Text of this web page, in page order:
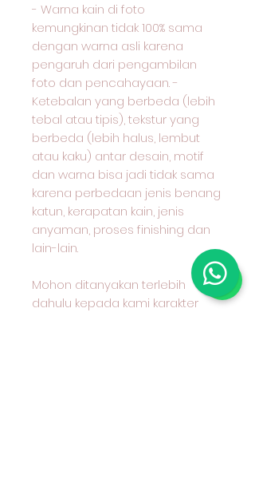
- Warna kain di foto
kemungkinan tidak 100% sama
dengan warna asli karena
pengaruh dari pengambilan
foto dan pencahayaan. -
Ketebalan yang berbeda (lebih
tebal atau tipis), tekstur yang
berbeda (lebih halus, lembut
atau kaku) antar desain, motif
dan warna bisa jadi tidak sama
karena perbedaan jenis benang
katun, kerapatan kain, jenis
anyaman, proses finishing dan
lain-lain.
Mohon ditanyakan terlebih
dahulu kepada kami karakter